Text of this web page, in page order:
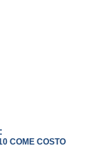
COME COSTO